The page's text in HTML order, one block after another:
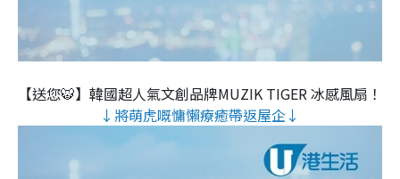
【送您🐯】韓國超人氣文創品牌MUZIK TIGER 冰感風扇！
↓將萌虎嘅慵懶療癒帶返屋企↓